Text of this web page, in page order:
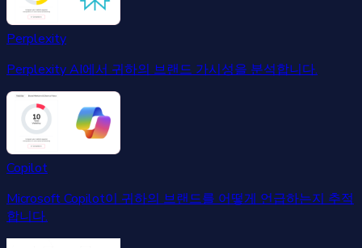
Perplexity
Perplexity AI에서 귀하의 브랜드 가시성을 분석합니다.
Copilot
Microsoft Copilot이 귀하의 브랜드를 어떻게 언급하는지 추적
합니다.